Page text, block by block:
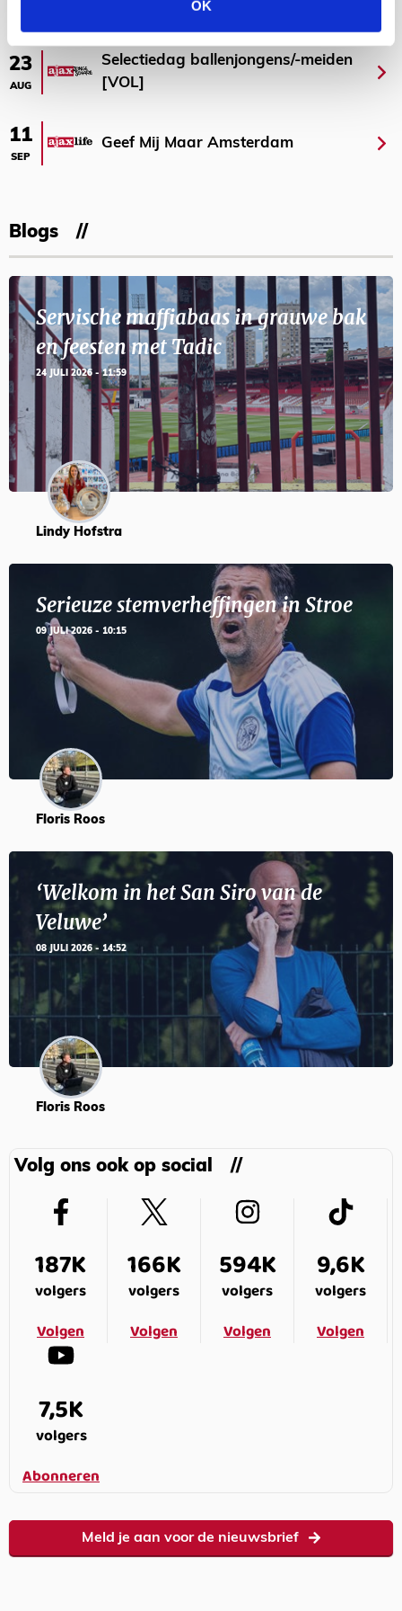
OK
23
AUG
Selectiedag ballenjongens/-meiden
[VOL]
11
SEP
Geef Mij Maar Amsterdam
Blogs
Servische maffiabaas in grauwe bak
en feesten met Tadic
24 JULI 2026 - 11:59
Lindy Hofstra
Serieuze stemverheffingen in Stroe
09 JULI 2026 - 10:15
Floris Roos
‘Welkom in het San Siro van de
Veluwe’
08 JULI 2026 - 14:52
Floris Roos
Volg ons ook op social
187K
volgers
Volgen
166K
volgers
Volgen
594K
volgers
Volgen
9,6K
volgers
Volgen
7,5K
volgers
Abonneren
Meld je aan voor de nieuwsbrief